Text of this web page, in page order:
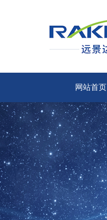
网站首页